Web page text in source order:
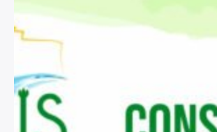
Elections
Etat Civil
Autres Démarches
CCAS